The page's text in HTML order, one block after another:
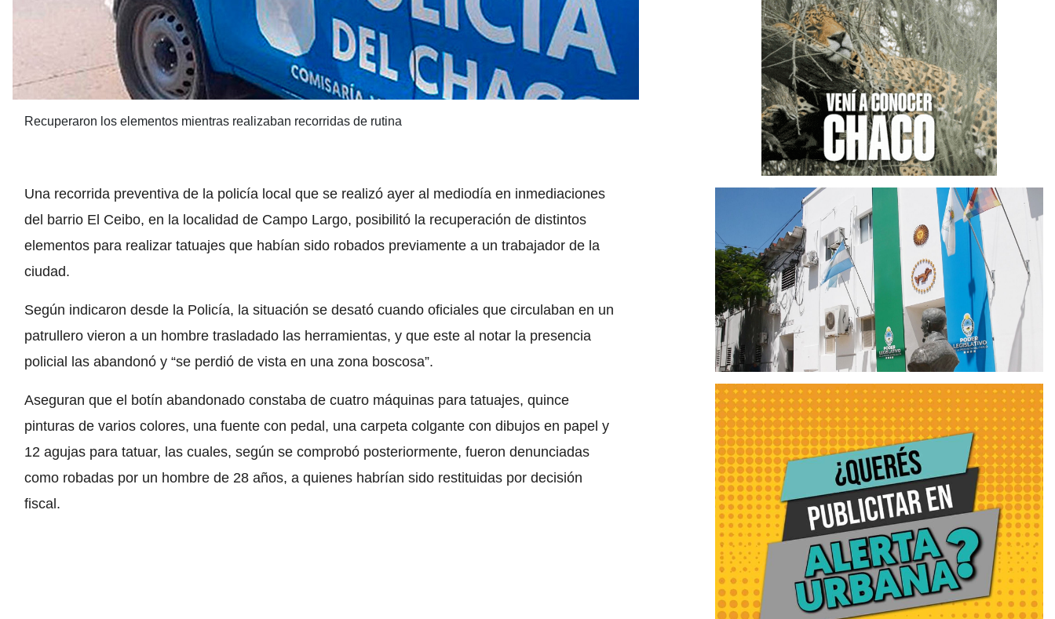
Recuperaron los elementos mientras realizaban recorridas de rutina
Una recorrida preventiva de la policía local que se realizó ayer al mediodía en inmediaciones
del barrio El Ceibo, en la localidad de Campo Largo, posibilitó la recuperación de distintos
elementos para realizar tatuajes que habían sido robados previamente a un trabajador de la
ciudad.
Según indicaron desde la Policía, la situación se desató cuando oficiales que circulaban en un
patrullero vieron a un hombre trasladado las herramientas, y que este al notar la presencia
policial las abandonó y “se perdió de vista en una zona boscosa”.
Aseguran que el botín abandonado constaba de cuatro máquinas para tatuajes, quince
pinturas de varios colores, una fuente con pedal, una carpeta colgante con dibujos en papel y
12 agujas para tatuar, las cuales, según se comprobó posteriormente, fueron denunciadas
como robadas por un hombre de 28 años, a quienes habrían sido restituidas por decisión
fiscal.